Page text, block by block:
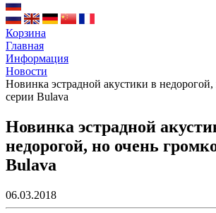
Корзина
Главная
Информация
Новости
Новинка эстрадной акустики в
серии Bulava
Новинка эстрадной
недорогой, но очень
Bulava
06.03.2018